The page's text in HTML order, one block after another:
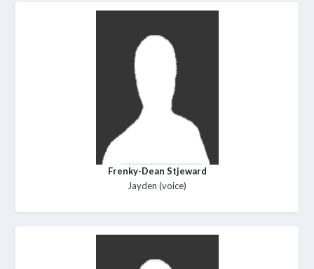
Frenky-Dean Stjeward
Jayden (voice)